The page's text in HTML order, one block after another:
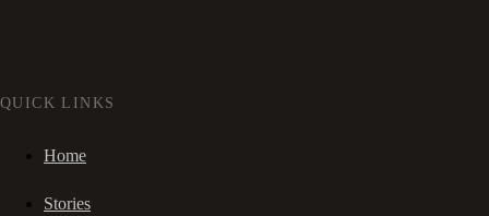
QUICK LINKS
Home
Stories